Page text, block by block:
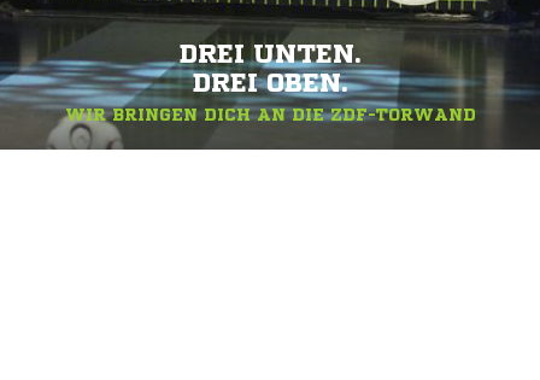
DREI UNTEN.
DREI OBEN.
WIR BRINGEN DICH AN DIE ZDF-TORWAND